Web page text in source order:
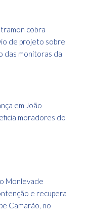
cobra
de projeto sobre
das monitoras da
em João
moradores do
Monlevade
e recupera
Camarão, no